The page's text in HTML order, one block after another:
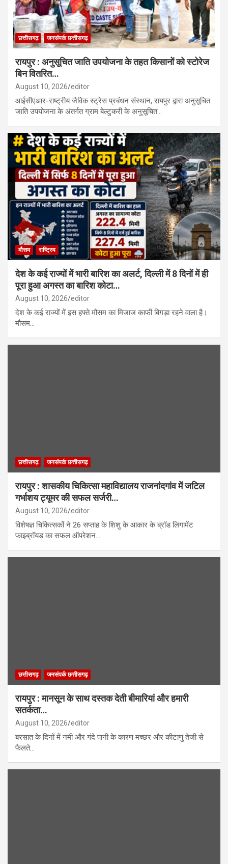
छत्तीसगढ़ जनसंपर्क छत्तीसगढ़
रायपुर : अनुसूचित जाति उपयोजना के तहत किसानों को स्टोरेज
बिन वितरित…
August 10, 2026 editor
आईसीएआर-राष्ट्रीय जैविक स्ट्रेस प्रबंधन संस्थान, रायपुर द्वारा अनुसूचित
जाति उपयोजना के अंतर्गत ग्राम बेल्टुकरी के अनुसूचित…
मौसम राष्ट्रिय
देश के कई राज्यों में भारी बारिश का अलर्ट, दिल्ली में 8 दिनों में ही
पूरा हुआ अगस्त का बारिश कोटा…
August 10, 2026 editor
देश के कई राज्यों में इस हफ्ते मौसम का मिजाज काफी बिगड़ा रहने वाला है।
मौसम…
छत्तीसगढ़ जनसंपर्क छत्तीसगढ़
रायपुर : शासकीय चिकित्सा महाविद्यालय राजनांदगांव में जटिल
गर्भाशय ट्यूमर की सफल सर्जरी…
August 10, 2026 editor
विशेषज्ञ चिकित्सकों ने 26 सप्ताह के शिशु के आकार के ब्रॉड लिगामेंट
फाइब्रॉयड का सफल ऑपरेशन…
छत्तीसगढ़ जनसंपर्क छत्तीसगढ़
रायपुर : मानसून के साथ दस्तक देती बीमारियां और हमारी
सतर्कता…
August 10, 2026 editor
बरसात के दिनों में नमी और गंदे पानी के कारण मच्छर और कीटाणु तेजी से
फैलते…